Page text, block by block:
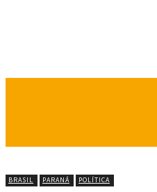
BRASIL PARANÁ POLÍTICA